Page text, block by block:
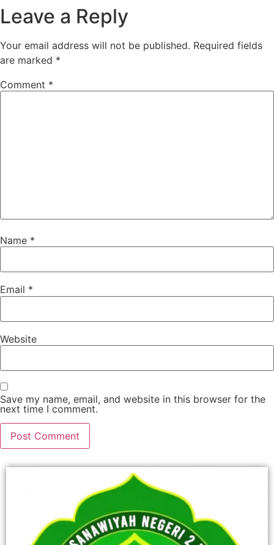
Leave a Reply
Your email address will not be published. Required fields
are marked *
Comment *
Name *
Email *
Website
Save my name, email, and website in this browser for the
next time I comment.